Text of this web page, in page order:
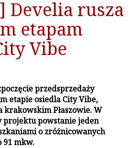
Develia rusza
etapam
Vibe
przedsprzedaży
etapie osiedla City Vibe,
krakowskim Płaszowie. W
projektu powstanie jeden
o zróżnicowanych
91 mkw.